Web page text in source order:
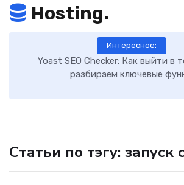
Hosting.
Интересное:
—
Как включить GZIP-
загрузку сайта:
Статьи по тэгу: запуск